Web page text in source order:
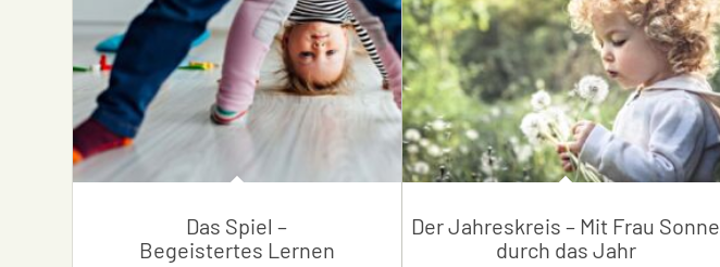
Das Spiel –
Begeistertes Lernen
Der Jahreskreis – Mit Frau Sonne
durch das Jahr